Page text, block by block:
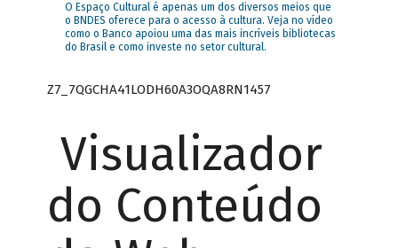
O Espaço Cultural é apenas um dos diversos meios que
o BNDES oferece para o acesso à cultura. Veja no vídeo
como o Banco apoiou uma das mais incríveis bibliotecas
do Brasil e como investe no setor cultural.
Z7_7QGCHA41LODH60A3OQA8RN1457
Visualizador
do Conteúdo